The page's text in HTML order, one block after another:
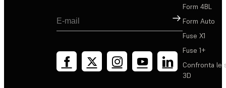
Registrati
Form 4BL
Form Auto
Fuse X1
Fuse 1+
Confronta le
3D